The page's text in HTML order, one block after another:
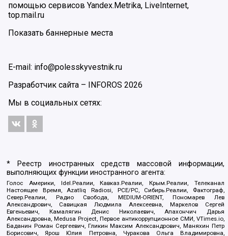
помощью сервисов Yandex.Metrika, LiveInternet,
top.mail.ru
Показать баннерные места
E-mail: info@polesskyvestnik.ru
Разработчик сайта – INFOROS 2026
Мы в социальных сетях:
* Реестр иностранных средств массовой информации,
выполняющих функции иностранного агента:
Голос Америки, Idel.Реалии, Кавказ.Реалии, Крым.Реалии, Телеканал
Настоящее Время, Azatliq Radiosi, PCE/PC, Сибирь.Реалии, Фактограф,
Север.Реалии, Радио Свобода, MEDIUM-ORIENT, Пономарев Лев
Александрович, Савицкая Людмила Алексеевна, Маркелов Сергей
Евгеньевич, Камалягин Денис Николаевич, Апахончич Дарья
Александровна, Medusa Project, Первое антикоррупционное СМИ, VTimes.io,
Баданин Роман Сергеевич, Гликин Максим Александрович, Маняхин Петр
Борисович, Ярош Юлия Петровна, Чуракова Ольга Владимировна,